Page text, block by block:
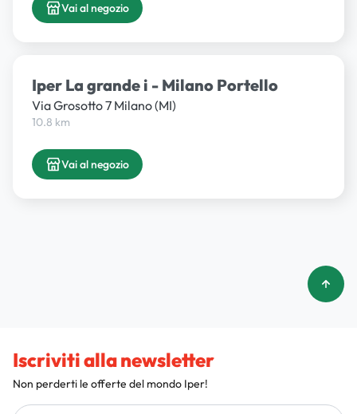
Vai al negozio
Iper La grande i - Milano Portello
Via Grosotto 7 Milano (MI)
10.8 km
Vai al negozio
Iscriviti alla newsletter
Non perderti le offerte del mondo Iper!